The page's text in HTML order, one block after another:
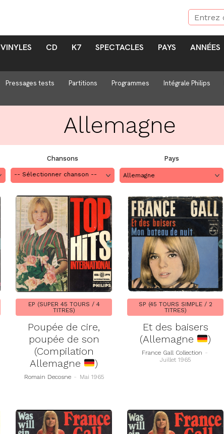
VINYLES CD K7 SPECTACLES PAYS ANNÉES
Pressages tests Partitions Programmes Intégrale Philips
Allemagne
Chansons Pays
Allemagne
EP (SUPER 45 TOURS / 4
TITRES)
Poupée de cire,
poupée de son
(Compilation
Allemagne
)
Romain Decosne - Mai 1965
SP (45 TOURS SIMPLE / 2
TITRES)
Et des baisers
(Allemagne
)
France Gall Collection -
Juillet 1965